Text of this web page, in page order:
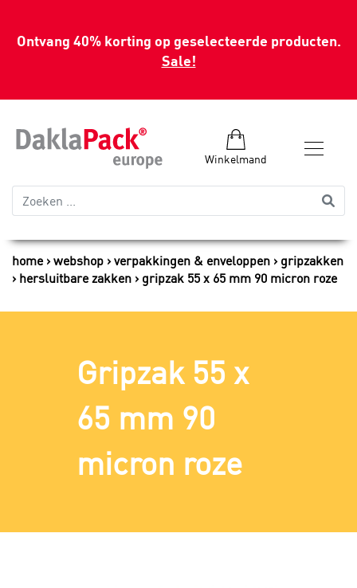
Ontvang 40% korting op geselecteerde producten.
Sale!
Winkelmand
home webshop verpakkingen & enveloppen
gripzakken
hersluitbare zakken
gripzak 55 x 65 mm 90 micron roze
Gripzak 55 x
65 mm 90
micron roze